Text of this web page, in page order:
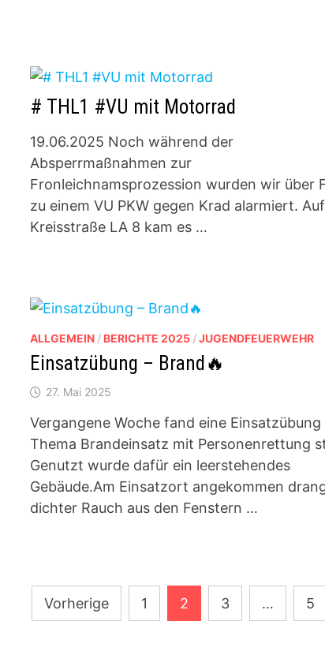
# THL1 #VU mit Motorrad
19.06.2025 Noch während der
Absperrmaßnahmen zur
Fronleichnamsprozession wurden wir über
zu einem VU PKW gegen Krad alarmiert.
Kreisstraße LA 8 kam es …
ALLGEMEIN / BERICHTE 2025 /JUGENDFEUERWEHR
Einsatzübung – Brand🔥
27. Mai 2025
Vergangene Woche fand eine Einsatzübung
Thema Brandeinsatz mit Personenrettung
Genutzt wurde dafür ein leerstehendes
Gebäude.Am Einsatzort angekommen
dichter Rauch aus den Fenstern …
Seitennummerierung
der
Vorherige 1 2 3 … 5